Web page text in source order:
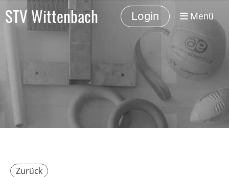
STV Wittenbach Login Menü
Zurück